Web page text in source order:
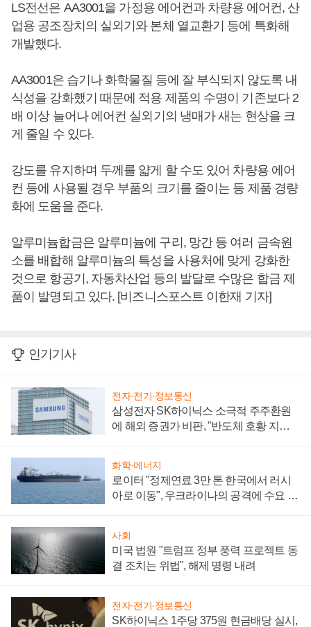
LS전선은 AA3001을 가정용 에어컨과 차량용 에어컨, 산
업용 공조장치의 실외기와 본체 열교환기 등에 특화해
개발했다.
AA3001은 습기나 화학물질 등에 잘 부식되지 않도록 내
식성을 강화했기 때문에 적용 제품의 수명이 기존보다 2
배 이상 늘어나 에어컨 실외기의 냉매가 새는 현상을 크
게 줄일 수 있다.
강도를 유지하며 두께를 얇게 할 수도 있어 차량용 에어
컨 등에 사용될 경우 부품의 크기를 줄이는 등 제품 경량
화에 도움을 준다.
알루미늄합금은 알루미늄에 구리, 망간 등 여러 금속원
소를 배합해 알루미늄의 특성을 사용처에 맞게 강화한
것으로 항공기, 자동차산업 등의 발달로 수많은 합금 제
품이 발명되고 있다. [비즈니스포스트 이한재 기자]
인기기사
전자·전기·정보통신
삼성전자 SK하이닉스 소극적 주주환원
에 해외 증권가 비판, "반도체 호황 지속
화학·에너지
로이터 "정제연료 3만 톤 한국에서 러시
아로 이동", 우크라이나의 공격에 수요 늘
사회
미국 법원 "트럼프 정부 풍력 프로젝트 동
결 조치는 위법", 해제 명령 내려
전자·전기·정보통신
SK하이닉스 1주당 375원 현금배당 실시,